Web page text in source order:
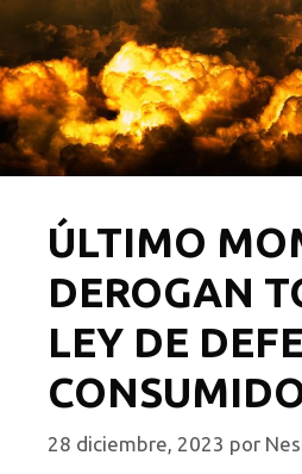
ÚLTIMO
DEROGAN
LEY DE
28 diciembre, 2023 por